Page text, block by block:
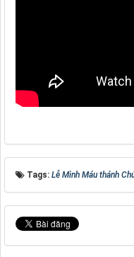
Tags: Lễ Mình Máu thánh